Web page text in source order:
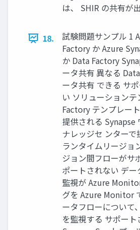
は、 SHIR の共有が
18.
試験問題サンプル 1
Factory か Azure
か Data Factory
ータ共有 異なる
ータ共有 できる サ
い ソリューション
Factory テンプレー
提供される Synapse
ナレッジセ ンター
ランタイムリージョ
ジョン間フローがサ
ポートされない デー
監視が Azure
グを Azure Monitor
ータフローについて
を監視する サポー